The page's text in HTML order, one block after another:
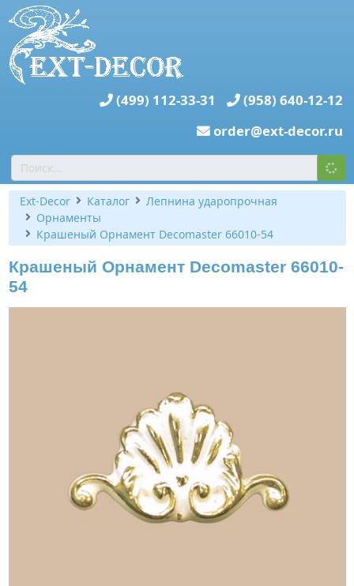
(499) 112-33-31
(958) 640-12-12
order@ext-decor.ru
Ext-Decor Каталог
Лепнина ударопрочная
Орнаменты
Крашеный Орнамент Decomaster 66010-54
Крашеный Орнамент Decomaster 66010-
54